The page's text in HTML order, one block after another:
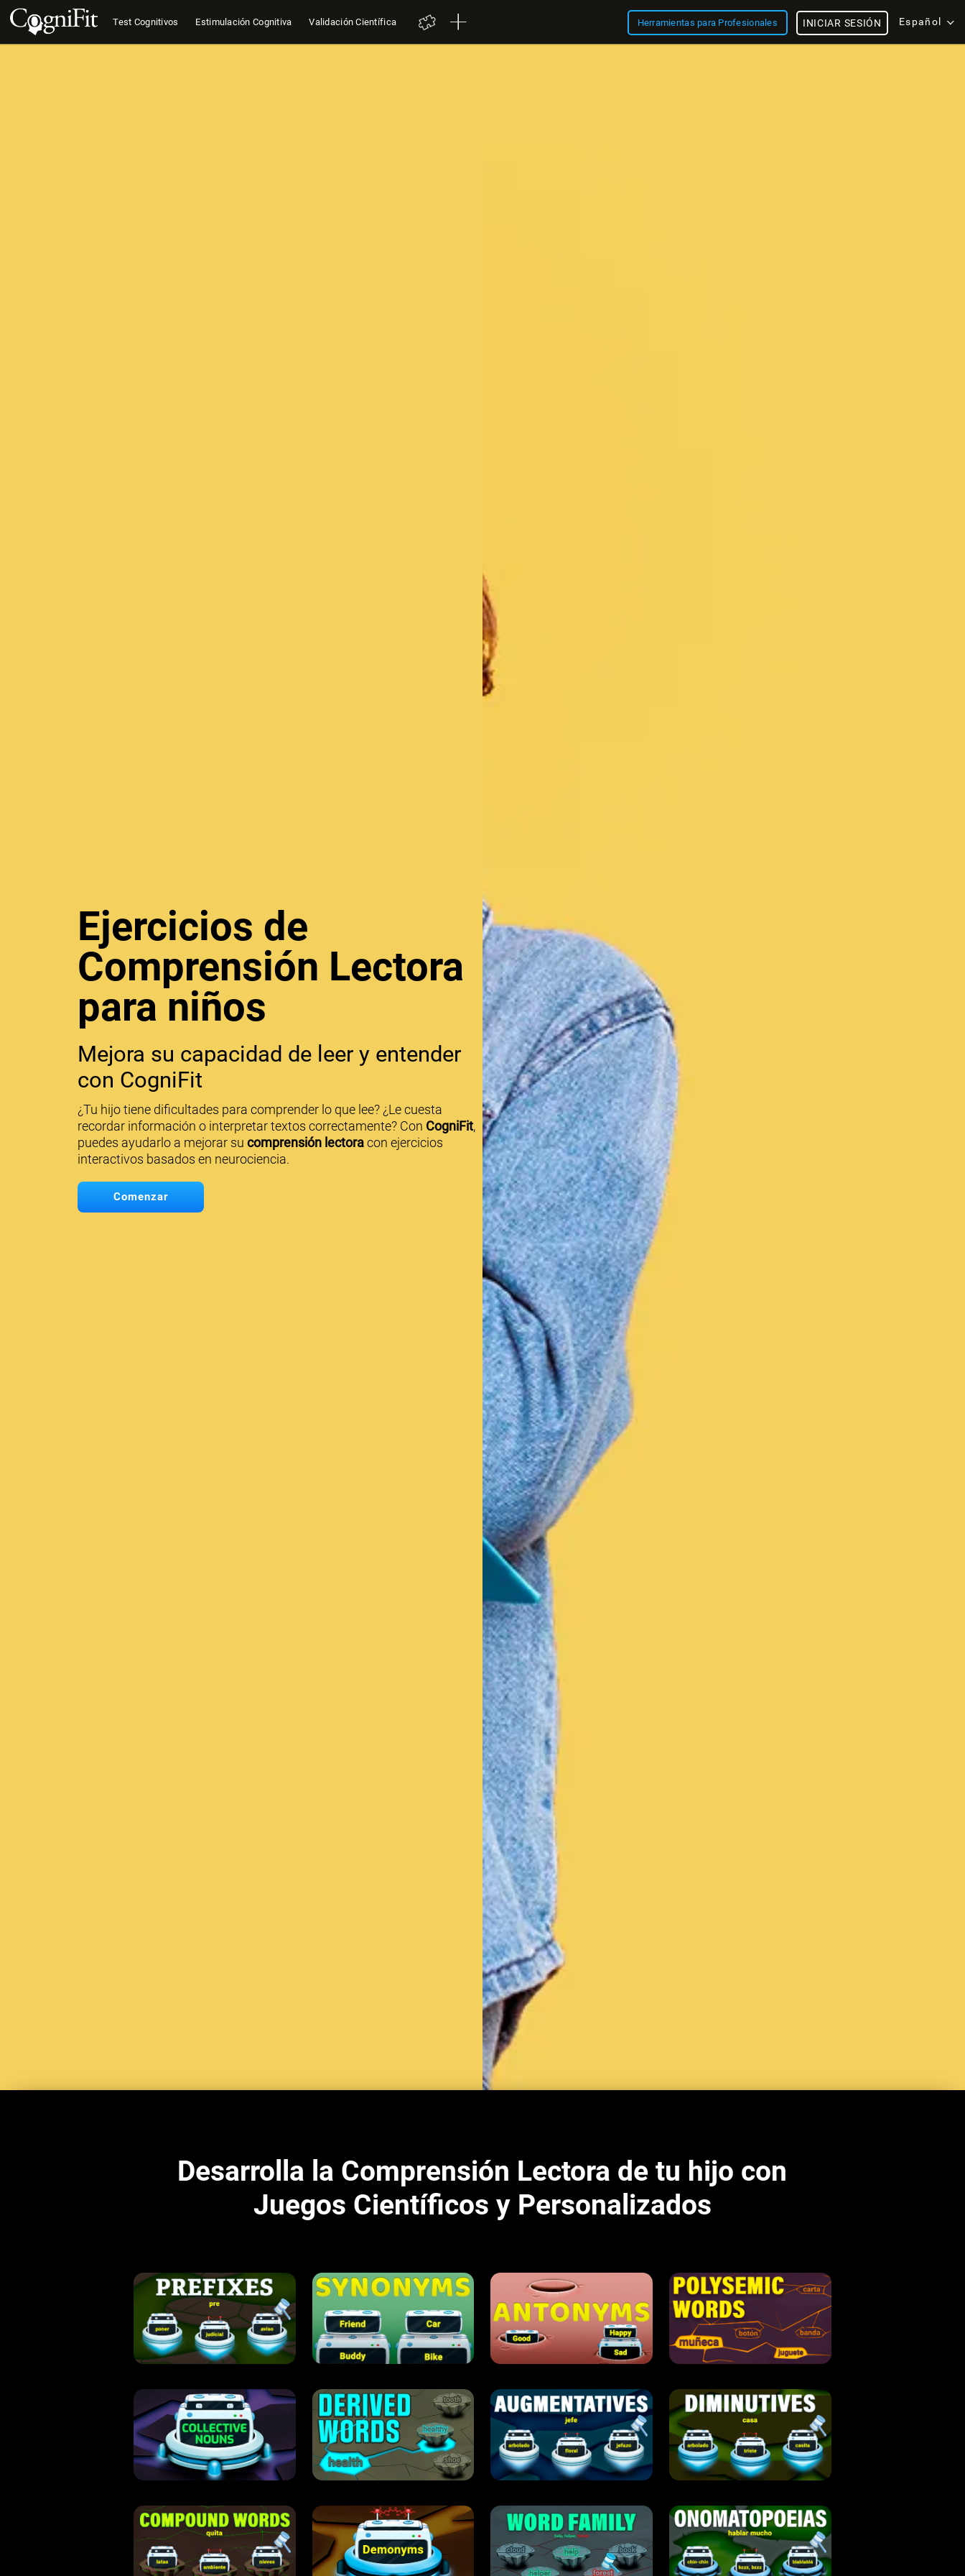
Test Cognitivos Estimulación Cognitiva Validación Científica Herramientas para Profesionales Español
INICIAR SESIÓN
Ejercicios de
Comprensión Lectora
para niños
Mejora su capacidad de leer y entender
con CogniFit
¿Tu hijo tiene dificultades para comprender lo que lee? ¿Le cuesta
recordar información o interpretar textos correctamente? Con CogniFit,
puedes ayudarlo a mejorar su comprensión lectoracon ejercicios
interactivos basados en neurociencia.
Comenzar
Desarrolla la Comprensión Lectora de tu hijo con
Juegos Científicos y Personalizados